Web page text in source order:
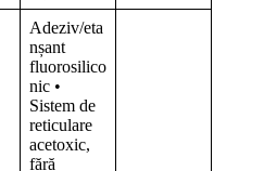
Adeziv/eta
nșant
fluorosilico
nic •
Sistem de
reticulare
acetoxic,
fără